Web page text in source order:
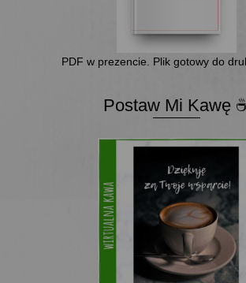
PDF w prezencie. Plik gotowy do
Postaw Mi Kawę